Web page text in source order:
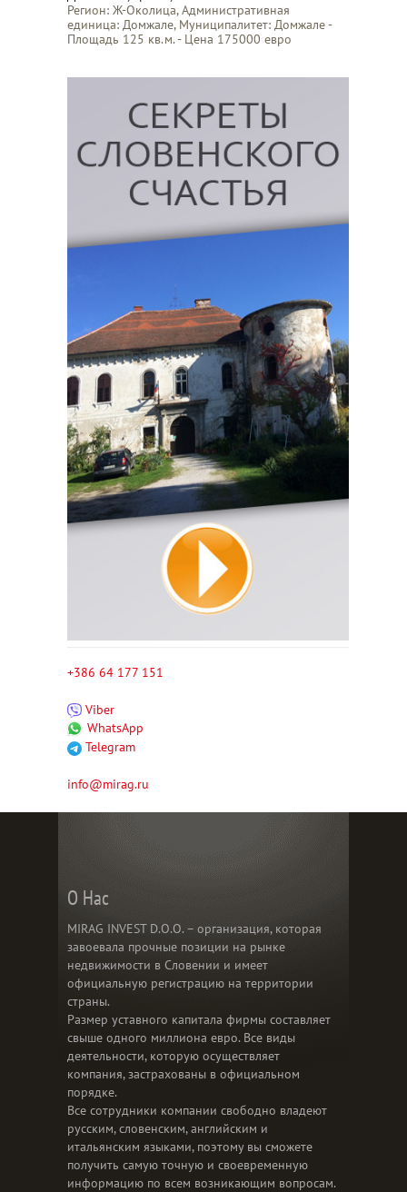
Регион: Ж-Околица, Административная
единица: Домжале, Муниципалитет: Домжале -
Площадь 125 кв.м. - Цена 175000 евро
+386 64 177 151
Viber
WhatsApp
Telegram
info@mirag.ru
О Нас
MIRAG INVEST D.O.O. – организация, которая
завоевала прочные позиции на рынке
недвижимости в Словении и имеет
официальную регистрацию на территории
страны.
Размер уставного капитала фирмы составляет
свыше одного миллиона евро. Все виды
деятельности, которую осуществляет
компания, застрахованы в официальном
порядке.
Все сотрудники компании свободно владеют
русским, словенским, английским и
итальянским языками, поэтому вы сможете
получить самую точную и своевременную
информацию по всем возникающим вопросам.